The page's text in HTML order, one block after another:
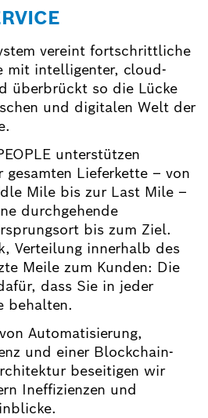
vereint fortschrittliche
mit intelligenter, cloud-
überbrückt so die Lücke
und digitalen Welt der
unterstützen
Lieferkette – von
Mile bis zur Last Mile –
durchgehende
bis zum Ziel.
Verteilung innerhalb des
Meile zum Kunden: Die
dass Sie in jeder
behalten.
Automatisierung,
und einer Blockchain-
beseitigen wir
Ineffizienzen und